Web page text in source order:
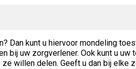
Dan kunt u hiervoor mondeling
bij uw zorgverlener. Ook kunt u
willen delen. Geeft u dan bij elke